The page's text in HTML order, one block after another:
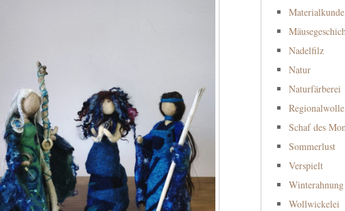
Materialkunde
Nadelfilz
Natur
Naturfärberei
Regionalwolle
Schaf des
Sommerlust
Verspielt
Winterahnung
Wollwickelei